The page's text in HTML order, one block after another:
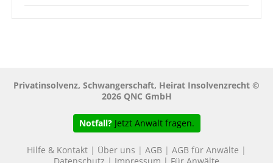
Privatinsolvenz, Schwangerschaft, Heirat Insolvenzrecht ©
2026 QNC GmbH
Notfall? Jetzt Anwalt fragen.
Hilfe & Kontakt | Über uns | AGB | AGB für Anwälte |